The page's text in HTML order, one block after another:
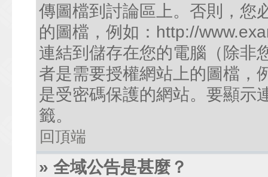
傳圖檔到討論區上。否則，您
的圖檔，例如：http://
連結到儲存在您的電腦（除非
者是需要授權網站上的圖檔，
是受密碼保護的網站。要顯示
籤。
回頂端
» 全域公告是甚麼？